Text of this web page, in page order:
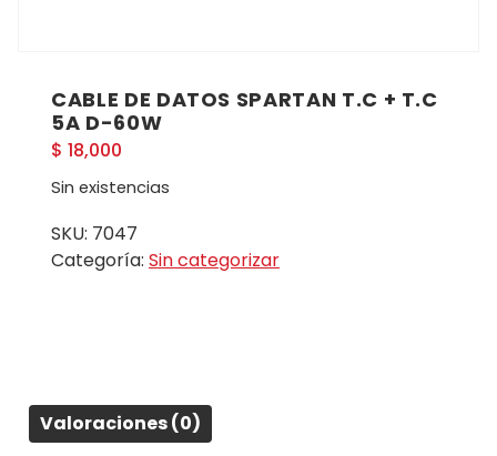
CABLE DE DATOS SPARTAN T.C + T.C
5A D-60W
$ 18,000
Sin existencias
SKU: 7047
Categoría: Sin categorizar
Valoraciones (0)